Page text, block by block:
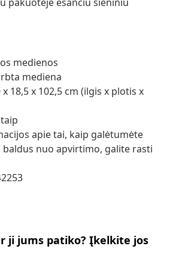
medienos
mediena
18,5 x 102,5 cm (ilgis x plotis x
apie tai, kaip galėtumėte
baldus nuo apvirtimo, galite rasti
ji jums patiko? Įkelkite jos